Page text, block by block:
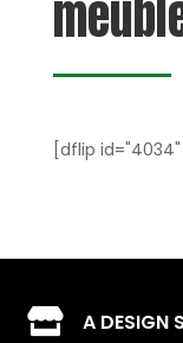
[dflip
 A DESIGN